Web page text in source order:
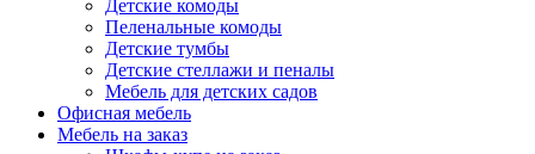
Детские комоды
Пеленальные комоды
Детские тумбы
Детские стеллажи и пеналы
Мебель для детских садов
Офисная мебель
Мебель на заказ